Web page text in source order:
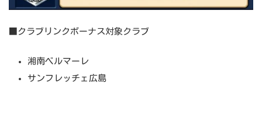
■クラブリンクボーナス対象クラブ
湘南ベルマーレ
サンフレッチェ広島